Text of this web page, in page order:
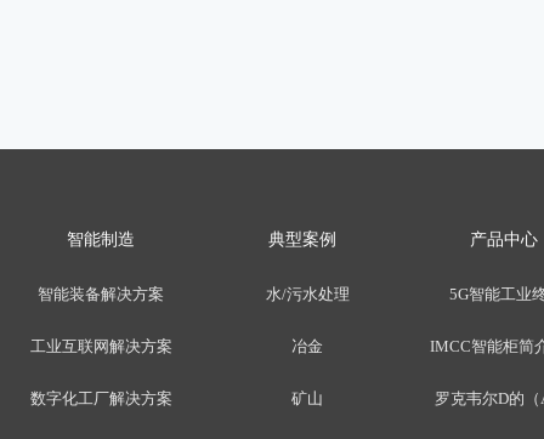
5G智能工业
IMCC智能柜简
罗克韦尔D的
智能制造 典型案例 产品中心
智能装备解决方案
工业互联网解决方案
数字化工厂解决方案
水/污水处理
冶金
矿山